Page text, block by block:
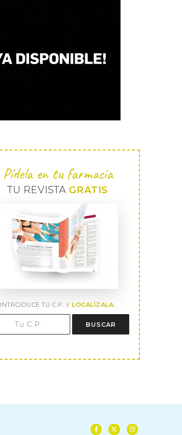
Pídela en tu farmacia
TU REVISTA GRATIS
INTRODUCE TU C.P. Y LOCALÍZALA:
BUSCAR